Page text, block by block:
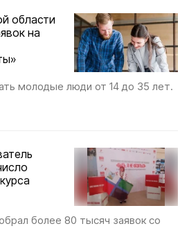
области
на
молодые люди от 14 до 35 лет.
более 80 тысяч заявок со